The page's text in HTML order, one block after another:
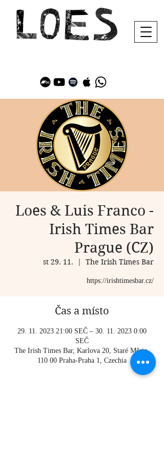
Loes & Luis Franco -
Irish Times Bar
Prague (CZ)
st 29. 11.
  |
The Irish Times Bar
https://irishtimesbar.cz/
Čas a místo
29. 11. 2023 21:00 SEČ – 30. 11. 2023 0:00
SEČ
The Irish Times Bar, Karlova 20, Staré Město,
110 00 Praha-Praha 1, Czechia